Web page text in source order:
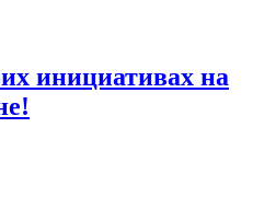
инициативах на